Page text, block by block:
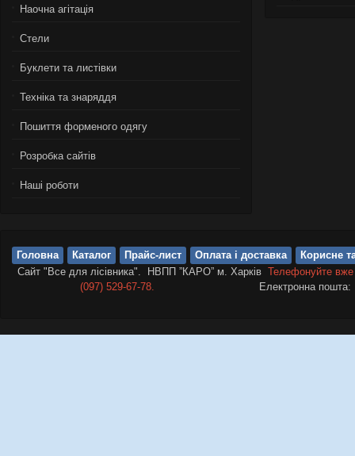
Наочна агітація
Стели
Буклети та листівки
Техніка та знаряддя
Пошиття форменого одягу
Розробка сайтів
Нашi роботи
Головна Каталог Прайс-лист Оплата і доставка
Корисне
Сайт "Все для лісівника". НВПП ”КАРО” м. Харків Телефонуйте
(097) 529-67-78.
Електронна